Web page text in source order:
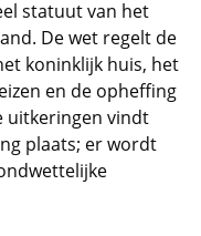
statuut van het
De wet regelt de
koninklijk huis, het
en de opheffing
uitkeringen vindt
plaats; er wordt